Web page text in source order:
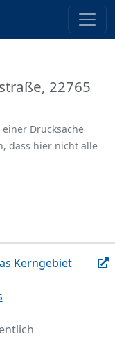
22765
Drucksache
dass hier nicht alle
Kerngebiet